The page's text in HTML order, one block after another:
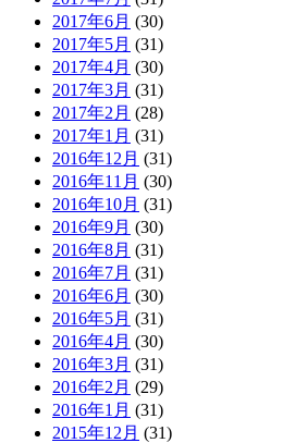
2017年6月 (30)
2017年5月 (31)
2017年4月 (30)
2017年3月 (31)
2017年2月 (28)
2017年1月 (31)
2016年12月 (31)
2016年11月 (30)
2016年10月 (31)
2016年9月 (30)
2016年8月 (31)
2016年7月 (31)
2016年6月 (30)
2016年5月 (31)
2016年4月 (30)
2016年3月 (31)
2016年2月 (29)
2016年1月 (31)
2015年12月 (31)